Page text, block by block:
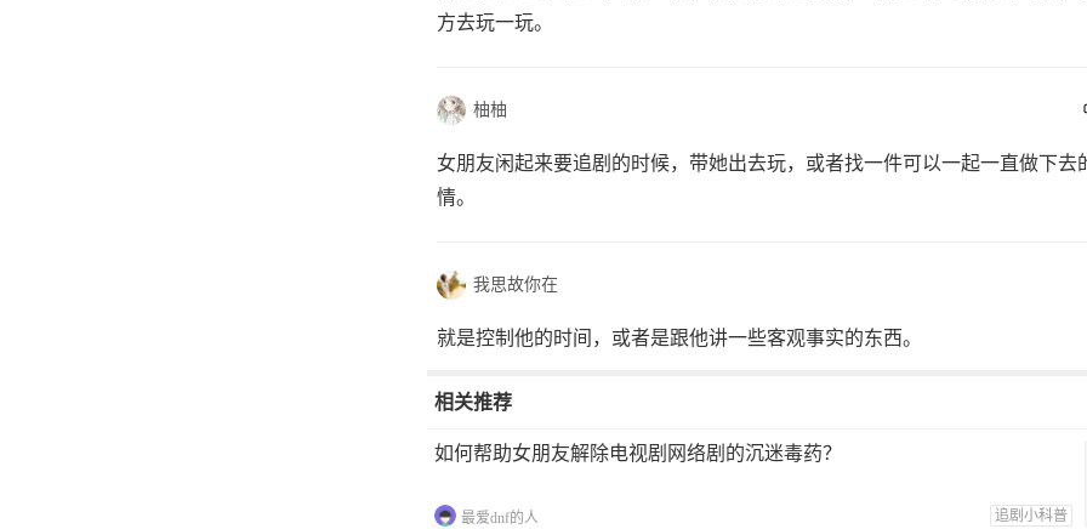
方去玩一玩。
柚柚
女朋友闲起来要追剧的时候，带她出去玩，或者找一件可以一起一直做下去
情。
我思故你在
就是控制他的时间，或者是跟他讲一些客观事实的东西。
相关推荐
如何帮助女朋友解除电视剧网络剧的沉迷毒药？
最爱dnf的人 追剧小科普